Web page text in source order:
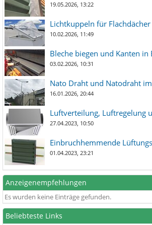
19.05.2026, 13:22
Lichtkuppeln für
10.02.2026, 11:49
Bleche biegen und Kanten in
03.02.2026, 10:31
Nato Draht und Natodraht
16.01.2026, 20:44
Luftverteilung, Luftregelung
27.04.2023, 10:50
Einbruchhemmende
01.04.2023, 23:21
Anzeigenempfehlungen
Es wurden keine Einträge gefunden.
Beliebteste Links